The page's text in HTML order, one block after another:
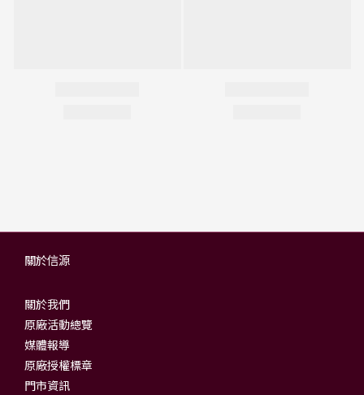
關於信源
關於我們
原廠活動總覽
媒體報導
原廠授權標章
門市資訊